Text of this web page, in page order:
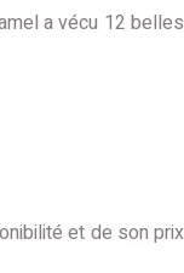
a vécu 12 belles
et de son prix